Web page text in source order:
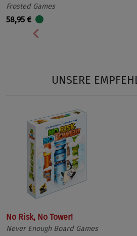
Frosted Games
58,95 €
Vorherige
UNSERE
No Risk, No Tower!
Never Enough Board Games